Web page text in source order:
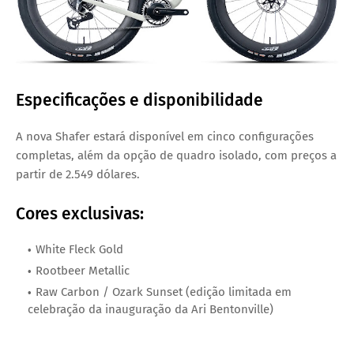
Especificações e disponibilidade
A nova Shafer estará disponível em cinco configurações
completas, além da opção de quadro isolado, com preços a
partir de 2.549 dólares.
Cores exclusivas:
White Fleck Gold
Rootbeer Metallic
Raw Carbon / Ozark Sunset (edição limitada em
celebração da inauguração da Ari Bentonville)